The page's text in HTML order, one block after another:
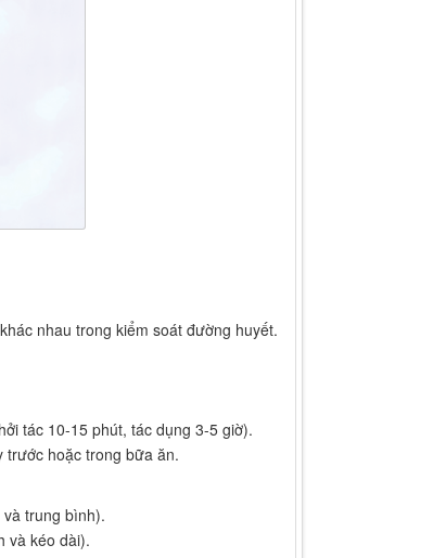
nhau trong kiểm soát đường huyết.
tác 10-15 phút, tác dụng 3-5 giờ).
hoặc trong bữa ăn.
trung bình).
và kéo dài).